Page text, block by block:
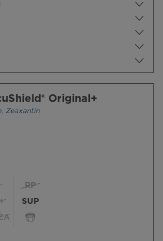
Original+
, Zeaxantin
RP
SUP